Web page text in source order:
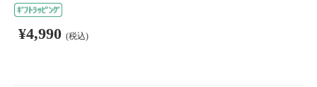
¥4,990 (税込)